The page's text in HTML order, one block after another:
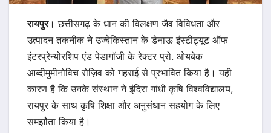
रायपुर। छत्तीसगढ़ के धान की विलक्षण जैव विविधता और
उत्पादन तकनीक ने उज्बेकिस्तान के डेनाऊ इंस्टीट्यूट ऑफ
इंटरप्रेन्योरशिप एंड पेडागॉजी के रेक्टर प्रो. ओयबेक
आब्दीमुमीनोविच रोज़िव को गहराई से प्रभावित किया है। यही
कारण है कि उनके संस्थान ने इंदिरा गांधी कृषि विश्वविद्यालय,
रायपुर के साथ कृषि शिक्षा और अनुसंधान सहयोग के लिए
समझौता किया है।